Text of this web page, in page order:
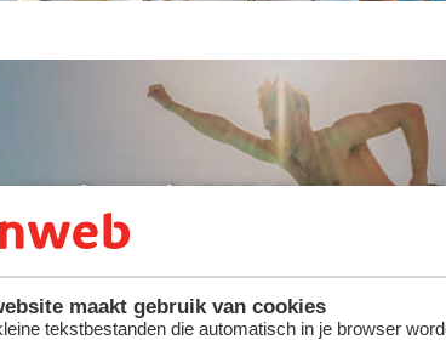
maakt gebruik van cookies
tekstbestanden die automatisch in je browser
: jusqu'à -300 €/pers.